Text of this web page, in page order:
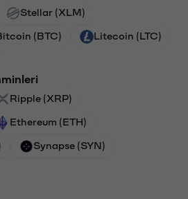
Stellar (XLM)
(BTC) Litecoin (LTC)
Ripple (XRP)
Ethereum (ETH)
Synapse (SYN)